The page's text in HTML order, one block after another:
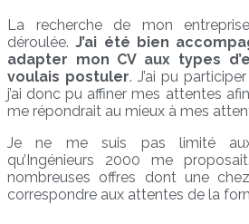
La recherche de mon
déroulée.J’ai été bien
adapter mon CV aux types
voulais postuler. J’ai pu
j’ai donc pu affiner mes attentes
me répondrait au mieux à mes
Je ne me suis pas limité aux
qu’Ingénieurs 2000 me
nombreuses offres dont une
correspondre aux attentes de la